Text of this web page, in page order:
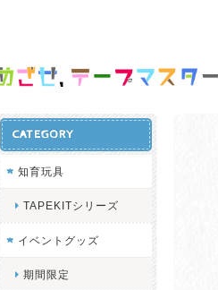
CATEGORY
知育玩具
TAPEKITシリーズ
イベントグッズ
期間限定